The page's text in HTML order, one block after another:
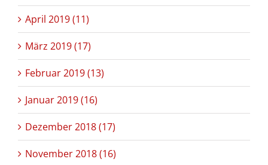
April 2019 (11)
März 2019 (17)
Februar 2019 (13)
Januar 2019 (16)
Dezember 2018 (17)
November 2018 (16)